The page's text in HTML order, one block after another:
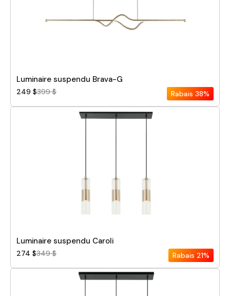
Luminaire suspendu Brava-G
249 $399 $ Rabais 38%
Luminaire suspendu Caroli
274 $349 $ Rabais 21%